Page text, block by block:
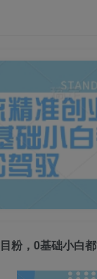
粉，0基础小白